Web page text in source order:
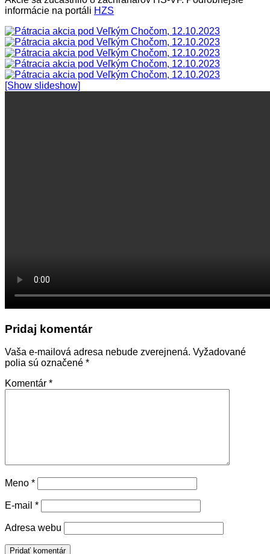
informácie na portáli HZS
[Show slideshow]
Pridaj komentár
Vaša e-mailová adresa nebude zverejnená. Vyžadované
polia sú označené *
Komentár *
Meno *
E-mail *
Adresa webu